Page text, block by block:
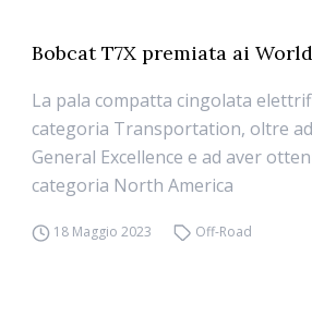
Bobcat T7X premiata ai
La pala compatta cingolata
categoria Transportation, oltre
General Excellence e ad aver
categoria North America
18 Maggio 2023 Off-Road